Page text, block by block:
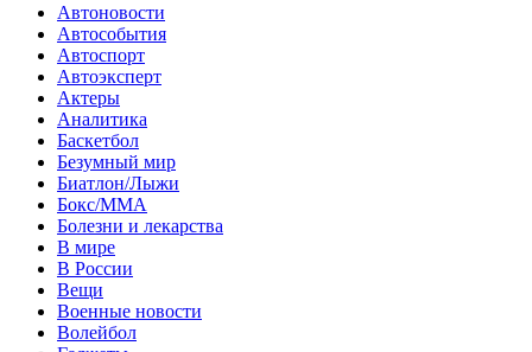
Автоновости
Автособытия
Автоспорт
Автоэксперт
Актеры
Аналитика
Баскетбол
Безумный мир
Биатлон/Лыжи
Бокс/MMA
Болезни и лекарства
В мире
В России
Вещи
Военные новости
Волейбол